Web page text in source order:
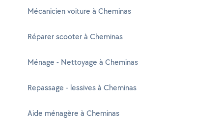
Mécanicien voiture à Cheminas
Réparer scooter à Cheminas
Ménage - Nettoyage à Cheminas
Repassage - lessives à Cheminas
Aide ménagère à Cheminas